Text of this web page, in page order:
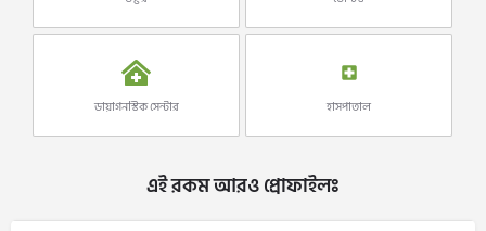
ডায়াগনস্টিক সেন্টার হাসপাতাল
এই রকম আরও প্রোফাইলঃ